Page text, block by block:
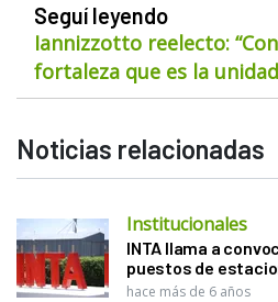
Seguí leyendo
Iannizzotto reelecto:
fortaleza que es la
Noticias relacionadas
Institucionales
INTA llama a
puestos de
hace más de 6 años